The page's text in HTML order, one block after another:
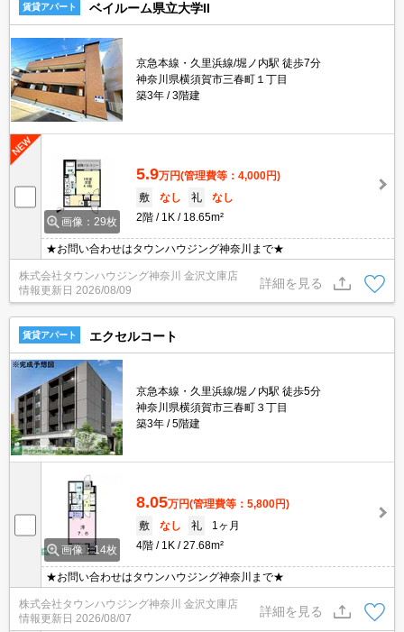
賃貸アパート ベイルーム県立大学II
京急本線・久里浜線/堀ノ内駅 徒歩7分
神奈川県横須賀市三春町１丁目
築3年
3階建
画像：29枚
5.9万円(管理費等：4,000円)
敷
なし 礼
なし
2階
1K 18.65m²
★お問い合わせはタウンハウジング神奈川まで★
株式会社タウンハウジング神奈川 金沢文庫店
情報更新日 2026/08/09
詳細を見る
賃貸アパート エクセルコート
京急本線・久里浜線/堀ノ内駅 徒歩5分
神奈川県横須賀市三春町３丁目
築3年
5階建
画像：14枚
8.05万円(管理費等：5,800円)
敷
なし 礼
1ヶ月
4階
1K 27.68m²
★お問い合わせはタウンハウジング神奈川まで★
株式会社タウンハウジング神奈川 金沢文庫店
情報更新日 2026/08/07
詳細を見る